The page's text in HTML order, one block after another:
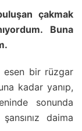
çakmak
Buna
bir rüzgar
kadar yanıp,
sonunda
daima